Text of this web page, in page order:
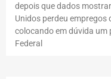
depois que dados
Unidos perdeu empregos
colocando em dúvida um
Federal